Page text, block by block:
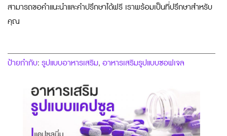
สามารถขอคำแนะนำและคำปรึกษาได้ฟรี เราพร้อมเป็นที่ปรึกษาสำหรับ
คุณ
ป้ายกำกับ: รูปแบบอาหารเสริม, อาหารเสริมรูปแบบซอฟเจล